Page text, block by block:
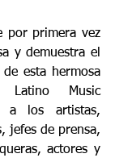
por primera vez
y demuestra el
esta hermosa
Latino Music
a los artistas,
jefes de prensa,
actores y